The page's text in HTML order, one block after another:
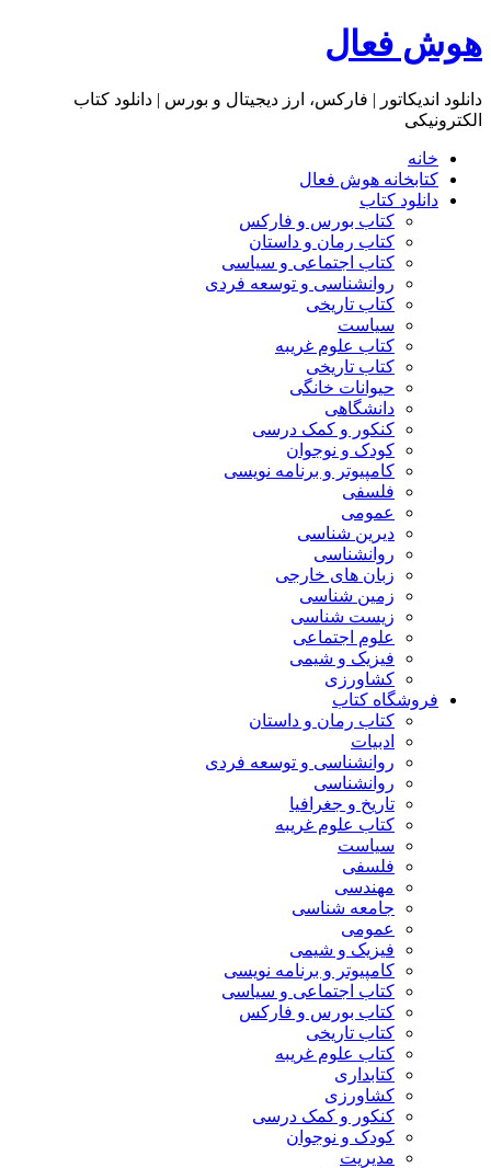
هوش فعال
دانلود اندیکاتور | فارکس، ارز دیجیتال و بورس | دانلود کتاب
الکترونیکی
خانه
کتابخانه هوش فعال
دانلود کتاب
کتاب بورس و فارکس
کتاب رمان و داستان
کتاب اجتماعی و سیاسی
روانشناسی و توسعه فردی
کتاب تاریخی
سیاست
کتاب علوم غریبه
کتاب تاریخی
حیوانات خانگی
دانشگاهی
کنکور و کمک‌ درسی
کودک و نوجوان
کامپیوتر و برنامه نویسی
فلسفی
عمومی
دیرین شناسی
روانشناسی
زبان های خارجی
زمین شناسی
زیست شناسی
علوم اجتماعی
فیزیک و شیمی
کشاورزی
فروشگاه کتاب
کتاب رمان و داستان
ادبیات
روانشناسی و توسعه فردی
روانشناسی
تاریخ و جغرافیا
کتاب علوم غریبه
سیاست
فلسفی
مهندسی
جامعه شناسی
عمومی
فیزیک و شیمی
کامپیوتر و برنامه نویسی
کتاب اجتماعی و سیاسی
کتاب بورس و فارکس
کتاب تاریخی
کتاب علوم غریبه
کتابداری
کشاورزی
کنکور و کمک‌ درسی
کودک و نوجوان
مدیریت